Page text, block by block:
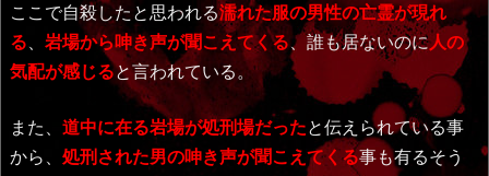
ここで自殺したと思われる濡れた服の男性の亡霊が現れ
る
岩場から呻き声が聞こえてくる、誰も居ないのに人の
気配が感じると言われている。
また、 道中に在る岩場が処刑場だったと伝えられている事
から、 処刑された男の呻き声が聞こえてくる事も有るそう